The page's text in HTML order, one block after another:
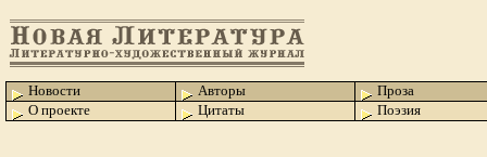
Новости Авторы
Проза
О проекте
Цитаты Поэзия